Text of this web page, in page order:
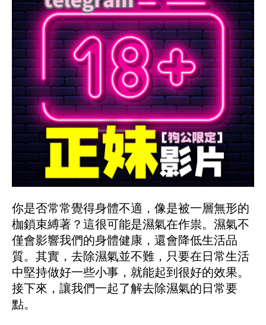
你是否常常覺得身體不適，像是被一層無形的
枷鎖束縛著？這很可能是濕氣在作祟。濕氣不
僅會影響我們的身體健康，還會降低生活品
質。其實，去除濕氣並不難，只要在日常生活
中堅持做好一些小事，就能起到很好的效果。
接下來，讓我們一起了解去除濕氣的日常要
點。